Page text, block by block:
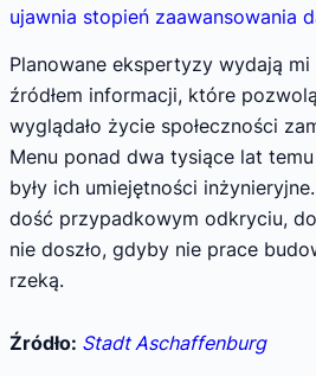
ujawnia stopień zaawansowania
Planowane ekspertyzy wydają
źródłem informacji, które
wyglądało życie społeczności
Menu ponad dwa tysiące lat
były ich umiejętności
dość przypadkowym odkryciu,
nie doszło, gdyby nie prace
rzeką.
Źródło: Stadt Aschaffenburg